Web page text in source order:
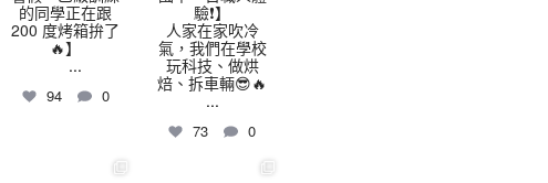
的同學正在跟
200 度烤箱拚了
🔥】
...
94 0
驗❗】
人家在家吹冷
氣，我們在學校
玩科技、做烘
焙、拆車輛😎🔥
...
73 0